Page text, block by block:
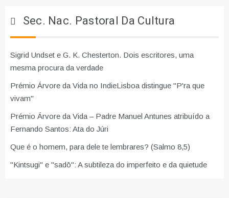
Sec. Nac. Pastoral Da Cultura
Sigrid Undset e G. K. Chesterton. Dois escritores, uma
mesma procura da verdade
Prémio Árvore da Vida no IndieLisboa distingue "P'ra que
vivam"
Prémio Árvore da Vida – Padre Manuel Antunes atribuído a
Fernando Santos: Ata do Júri
Que é o homem, para dele te lembrares? (Salmo 8,5)
"Kintsugi" e "sadō": A subtileza do imperfeito e da quietude